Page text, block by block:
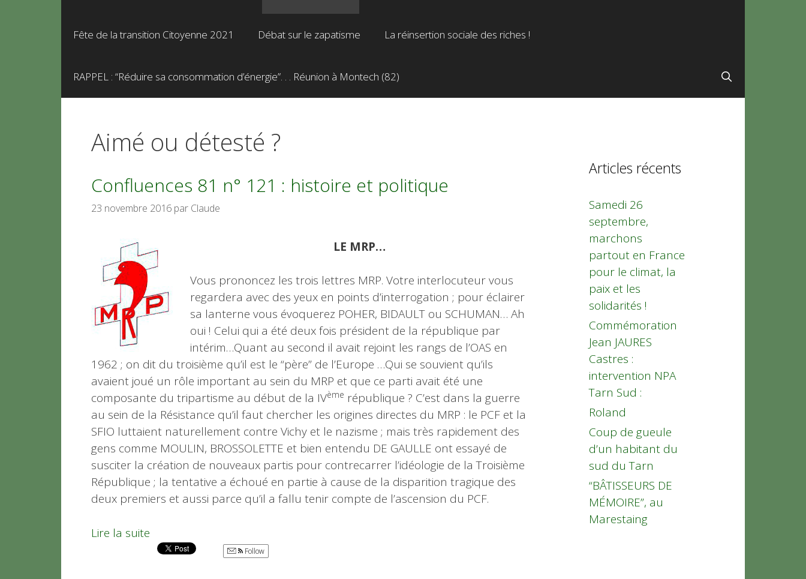
Fête de la transition Citoyenne 2021 Débat sur le zapatisme La réinsertion sociale des riches !
RAPPEL : “Réduire sa consommation d’énergie”. . . Réunion à Montech (82)
Aimé ou détesté ?
Confluences 81 n° 121 : histoire et politique
23 novembre 2016 par Claude
LE MRP…
Vous prononcez les trois lettres MRP. Votre interlocuteur vous
regardera avec des yeux en points d’interrogation ; pour éclairer
sa lanterne vous évoquerez POHER, BIDAULT ou SCHUMAN… Ah
oui ! Celui qui a été deux fois président de la république par
intérim…Quant au second il avait rejoint les rangs de l’OAS en
1962 ; on dit du troisième qu’il est le “père” de l’Europe …Qui se souvient qu’ils
avaient joué un rôle important au sein du MRP et que ce parti avait été une
composante du tripartisme au début de la IVème république ? C’est dans la guerre
au sein de la Résistance qu’il faut chercher les origines directes du MRP : le PCF et la
SFIO luttaient naturellement contre Vichy et le nazisme ; mais très rapidement des
gens comme MOULIN, BROSSOLETTE et bien entendu DE GAULLE ont essayé de
susciter la création de nouveaux partis pour contrecarrer l’idéologie de la Troisième
République ; la tentative a échoué en partie à cause de la disparition tragique des
deux premiers et aussi parce qu’il a fallu tenir compte de l’ascension du PCF.
Lire la suite
Follow
Articles récents
Samedi 26
septembre,
marchons
partout en France
pour le climat, la
paix et les
solidarités !
Commémoration
Jean JAURES
Castres :
intervention NPA
Tarn Sud :
Roland
Coup de gueule
d’un habitant du
sud du Tarn
“BÂTISSEURS DE
MÉMOIRE”, au
Marestaing